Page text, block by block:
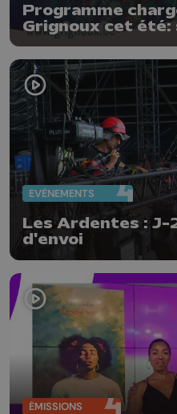
Programme
Grignoux cet été:
air, concerts et
brasserie
EVÈNEMENTS
Les Ardentes : J-
d'envoi
ÉMISSIONS